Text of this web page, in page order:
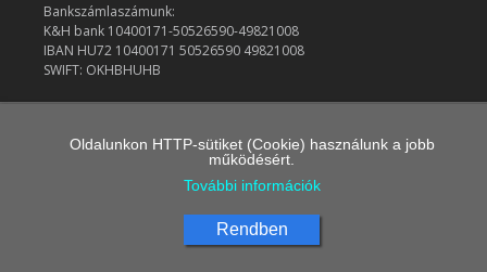
Bankszámlaszámunk:
K&H bank 10400171-50526590-49821008
IBAN HU72 10400171 50526590 49821008
SWIFT: OKHBHUHB
Oldalunkon HTTP-sütiket (Cookie) használunk a jobb
működésért.
További információk